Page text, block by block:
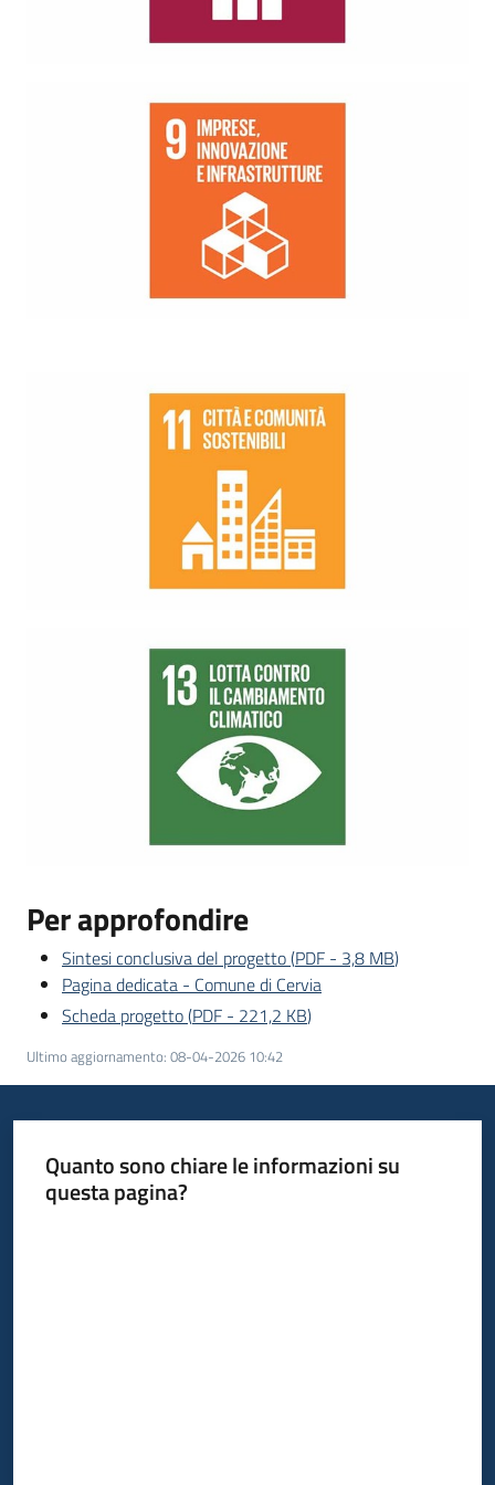
Per approfondire
Sintesi conclusiva del progetto(PDF - 3,8 MB)
Pagina dedicata - Comune di Cervia
Scheda progetto(PDF - 221,2 KB)
Ultimo aggiornamento: 08-04-2026 10:42
Quanto sono chiare le informazioni su
questa pagina?